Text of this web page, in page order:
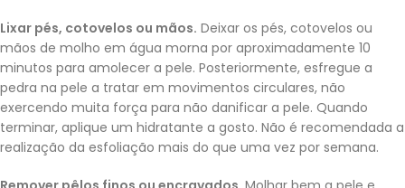
Lixar pés, cotovelos ou mãos. Deixar os pés, cotovelos ou
mãos de molho em água morna por aproximadamente 10
minutos para amolecer a pele. Posteriormente, esfregue a
pedra na pele a tratar em movimentos circulares, não
exercendo muita força para não danificar a pele. Quando
terminar, aplique um hidratante a gosto. Não é recomendada a
realização da esfoliação mais do que uma vez por semana.